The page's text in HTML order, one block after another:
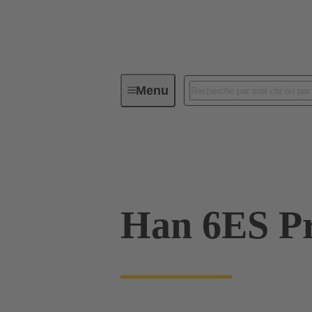
MenuConnecteurs industriels / Han®
Han 6ES